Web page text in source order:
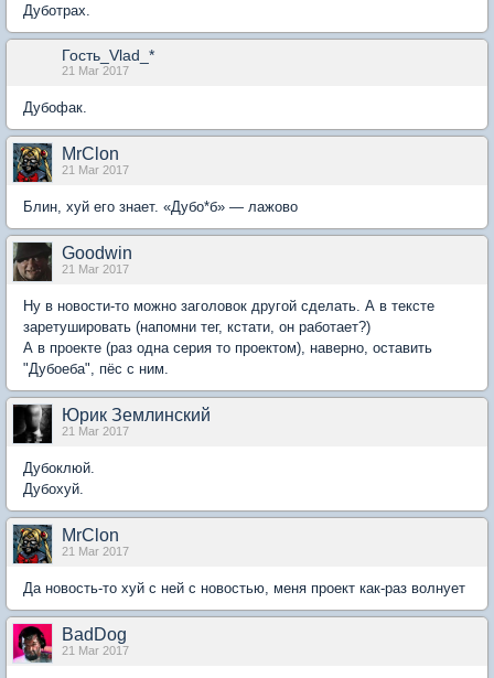
Дуботрах.
Гость_Vlad_*
21 Mar 2017
Дубофак.
MrClon
21 Mar 2017
Блин, хуй его знает. «Дубо*б» — лажово
Goodwin
21 Mar 2017
Ну в новости-то можно заголовок другой сделать. А в тексте
заретушировать (напомни тег, кстати, он работает?)
А в проекте (раз одна серия то проектом), наверно, оставить
"Дубоеба", пёс с ним.
Юрик Землинский
21 Mar 2017
Дубоклюй.
Дубохуй.
MrClon
21 Mar 2017
Да новость-то хуй с ней с новостью, меня проект как-раз волнует
BadDog
21 Mar 2017